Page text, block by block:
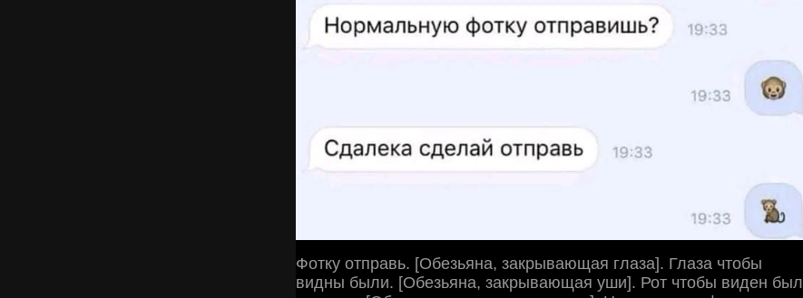
Фотку отправь. [Обезьяна, закрывающая глаза]. Глаза чтобы
видны были. [Обезьяна, закрывающая уши]. Рот чтобы виден был